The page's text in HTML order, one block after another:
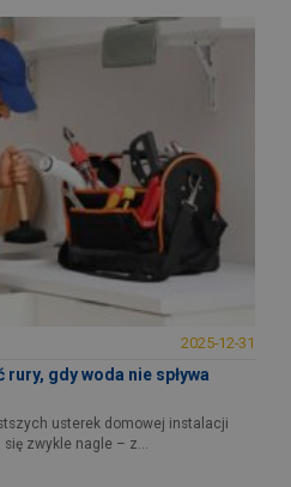
2025-12-31
gdy woda nie spływa
usterek domowej instalacji
zwykle nagle – z...